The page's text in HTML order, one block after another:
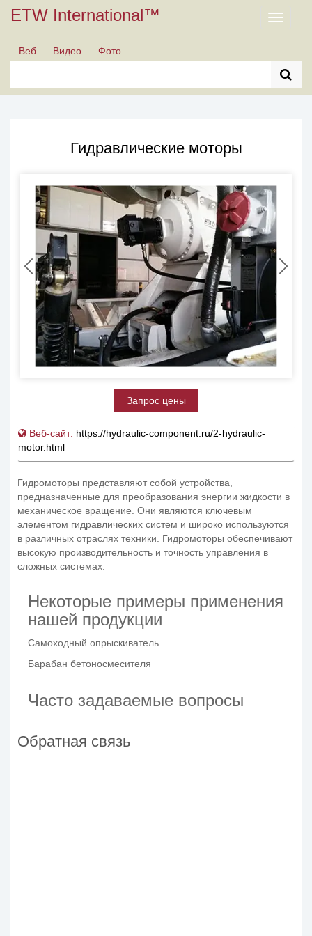
ETW International™
Toggle
Веб
Видео Фото
Гидравлические моторы
Запрос цены
Веб-сайт: https://hydraulic-component.ru/2-hydraulic-
motor.html
Гидромоторы представляют собой устройства,
предназначенные для преобразования энергии жидкости в
механическое вращение. Они являются ключевым
элементом гидравлических систем и широко используются
в различных отраслях техники. Гидромоторы обеспечивают
высокую производительность и точность управления в
сложных системах.
Некоторые примеры применения
нашей продукции
Самоходный опрыскиватель
Барабан бетоносмесителя
Часто задаваемые вопросы
Обратная связь